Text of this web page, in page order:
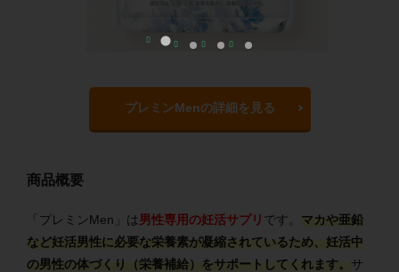
プレミンMenの詳細を見る
商品概要
「プレミンMen」は男性専用の妊活サプリ です。 マカや亜鉛
など妊活男性に必要な栄養素が凝縮されているため、妊活中
の男性の体づくり（栄養補給）をサポートしてくれます。 サ